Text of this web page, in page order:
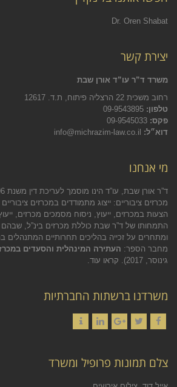
Dr. Oren Shabat
יצירת קשר
משרד ד”ר עו”ד אורן שבת
רחוב משכית 22 הרצליה פיתוח, ת.ד. 12617
טלפון:
פקס:
דוא״ל:
מי אנחנו
מכרזים ציבוריים: ייצוג מתמודדים במכרזים
הצעות במכרזים, ייעוץ, ניסוח מסמכים מכרזים, ייעוץ
התמחותו של ד”ר שבת כוללת מכרזים בינ”ל,
ומתחרים על זכייה בהליכים תחרותיים המתנהלים
מחבר הספר: העתירה המינהלית והסעדים
גינוסר, 2017).
קראו עוד.
משרדנו ברשתות החברתיות
צלם תמונות פרופיל ומשרד